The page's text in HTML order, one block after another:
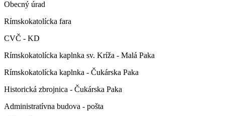
Obecný úrad
Rímskokatolícka fara
CVČ - KD
Rímskokatolícka kaplnka sv. Kríža - Malá Paka
Rímskokatolícka kaplnka - Čukárska Paka
Historická zbrojnica - Čukárska Paka
Administratívna budova - pošta